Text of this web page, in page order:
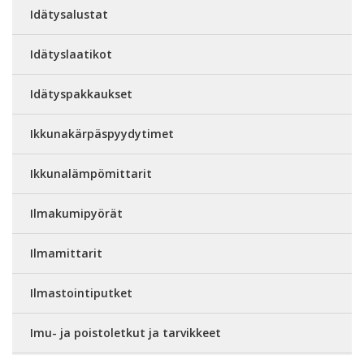
Idätysalustat
Idätyslaatikot
Idätyspakkaukset
Ikkunakärpäspyydytimet
Ikkunalämpömittarit
Ilmakumipyörät
Ilmamittarit
Ilmastointiputket
Imu- ja poistoletkut ja tarvikkeet